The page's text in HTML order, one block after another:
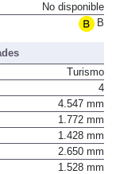
No disponible
B
Turismo
4
4.547 mm
1.772 mm
1.428 mm
2.650 mm
1.528 mm